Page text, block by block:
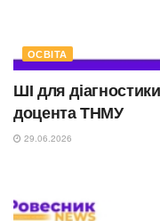
ОСВІТА
ШІ для
доцента ТНМУ
29.06.2026